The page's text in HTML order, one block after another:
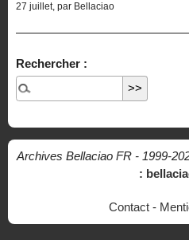
27 juillet, par Bellaciao
Rechercher :
Archives Bellaciao FR - 1999-
:
Contact -